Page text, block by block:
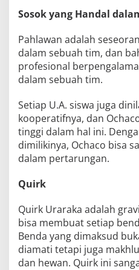
Sosok yang Handal
Pahlawan adalah
dalam sebuah tim, dan
profesional
dalam sebuah tim.
Setiap U.A. siswa juga
kooperatifnya, dan
tinggi dalam hal ini.
dimilikinya, Ochaco bisa
dalam pertarungan.
Quirk
Quirk Uraraka adalah
bisa membuat setiap
Benda yang dimaksud
diamati tetapi juga
dan hewan. Quirk ini